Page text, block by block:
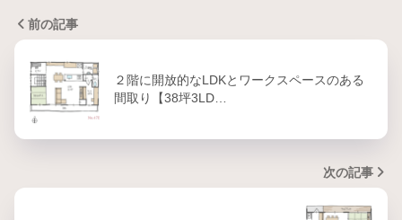
前の記事
２階に開放的なLDKとワークスペースのある
間取り【38坪3LD…
次の記事